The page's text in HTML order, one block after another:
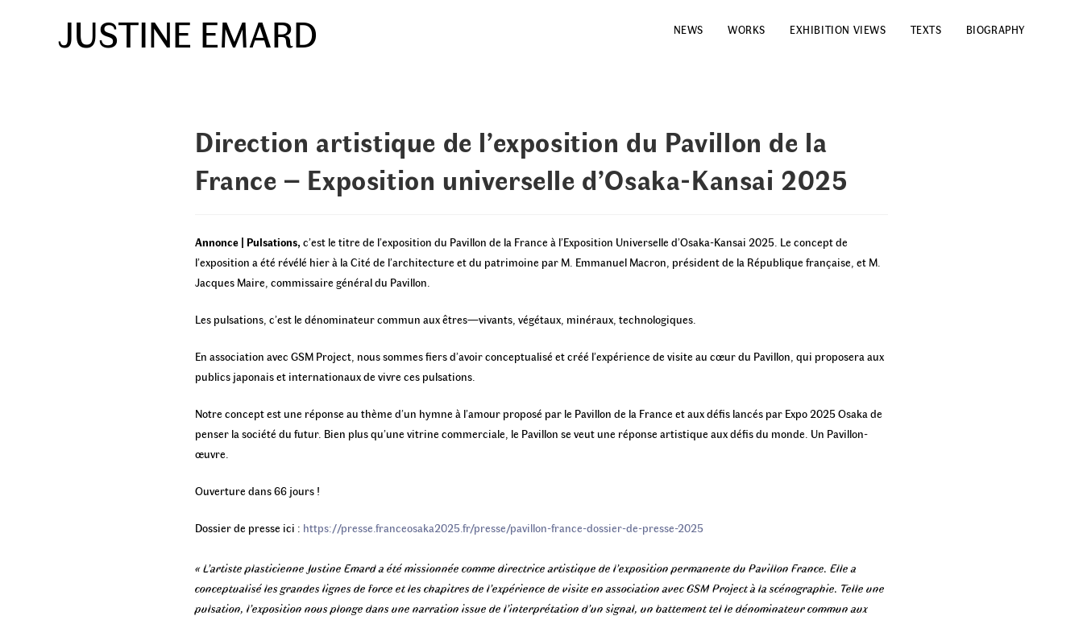
JUSTINE EMARD NEWS WORKS EXHIBITION VIEWS TEXTS BIOGRAPHY
Direction artistique de l’exposition du Pavillon de la
France – Exposition universelle d’Osaka-Kansai 2025
Annonce | Pulsations, c’est le titre de l’exposition du Pavillon de la France à l’Exposition Universelle d’Osaka-Kansai 2025. Le concept de
l’exposition a été révélé hier à la Cité de l’architecture et du patrimoine par M. Emmanuel Macron, président de la République française, et M.
Jacques Maire, commissaire général du Pavillon.
Les pulsations, c’est le dénominateur commun aux êtres—vivants, végétaux, minéraux, technologiques.
En association avec GSM Project, nous sommes fiers d’avoir conceptualisé et créé l’expérience de visite au cœur du Pavillon, qui proposera aux
publics japonais et internationaux de vivre ces pulsations.
Notre concept est une réponse au thème d’un hymne à l’amour proposé par le Pavillon de la France et aux défis lancés par Expo 2025 Osaka de
penser la société du futur. Bien plus qu’une vitrine commerciale, le Pavillon se veut une réponse artistique aux défis du monde. Un Pavillon-
œuvre.
Ouverture dans 66 jours !
Dossier de presse ici : https://presse.franceosaka2025.fr/presse/pavillon-france-dossier-de-presse-2025
« L’artiste plasticienne Justine Emard a été missionnée comme directrice artistique de l’exposition permanente du Pavillon France. Elle a
conceptualisé les grandes lignes de force et les chapitres de l’expérience de visite en association avec GSM Project à la scénographie. Telle une
pulsation, l’exposition nous plonge dans une narration issue de l’interprétation d’un signal, un battement tel le dénominateur commun aux